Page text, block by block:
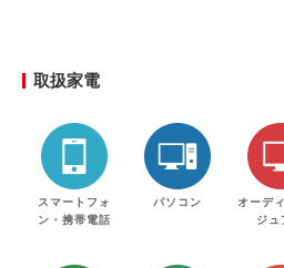
取扱家電
スマートフォ
ン・携帯電話
パソコン
オーデ
ジュ